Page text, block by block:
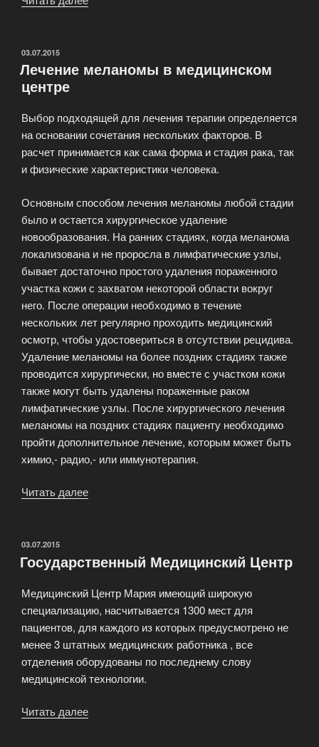
ОПУБЛИКОВАНО
03.07.2015
Лечение меланомы в медицинском
центре
Выбор подходящей для лечения терапии определяется
на основании сочетания нескольких факторов. В
расчет принимается как сама форма и стадия рака, так
и физические характеристики человека.
Основным способом лечения меланомы любой стадии
было и остается хирургическое удаление
новообразования. На ранних стадиях, когда меланома
локализована и не проросла в лимфатические узлы,
бывает достаточно простого удаления пораженного
участка кожи с захватом некоторой области вокруг
него. После операции необходимо в течение
нескольких лет регулярно проходить медицинский
осмотр, чтобы удостовериться в отсутствии рецидива.
Удаление меланомы на более поздних стадиях также
проводится хирургически, но вместе с участком кожи
также могут быть удалены пораженные раком
лимфатические узлы. После хирургического лечения
меланомы на поздних стадиях пациенту необходимо
пройти дополнительное лечение, которым может быть
химио,- радио,- или иммунотерапия.
Читать далее
центре»
ОПУБЛИКОВАНО
03.07.2015
Государственный Медицинский Центр
Медицинский Центр Мария имеющий широкую
специализацию, насчитывается 1300 мест для
пациентов, для каждого из которых предусмотрено не
менее 3 штатных медицинских работника , все
отделения оборудованы по последнему слову
медицинской технологии.
Читать далее